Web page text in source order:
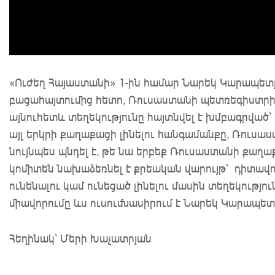
«Ուժեղ Հայաստանի» 1-ին համար Նարեկ
բացահայտումից հետո, Ռուսաստանի
այնուհետև տեղեկությունը հայտնվել է
այլ երկրի քաղաքացի լինելու հանգամանքը,
նույնպես պնդել է, թե նա երբեք Ռուսաստանի
կոմիտեն նախաձեռնել է քրեական վարույթ՝
ունենալու կամ ունեցած լինելու մասին
միավորումը ևս ուսումնասիրում է Նարեկ
Հեղինակ՝ Մերի Խաչատրյան